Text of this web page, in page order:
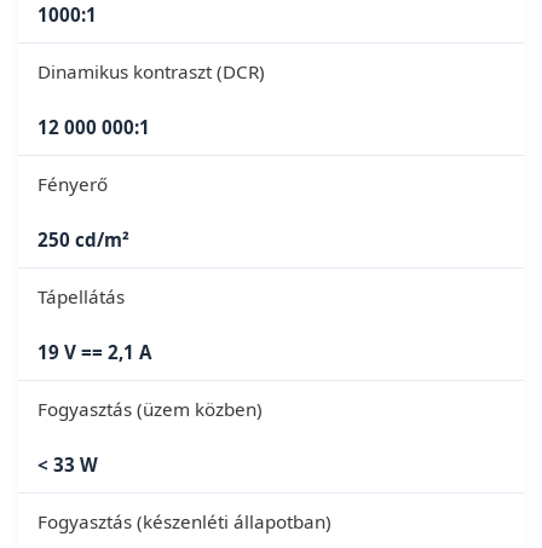
1000:1
Dinamikus kontraszt (DCR)
12 000 000:1
Fényerő
250 cd/m²
Tápellátás
19 V == 2,1 A
Fogyasztás (üzem közben)
< 33 W
Fogyasztás (készenléti állapotban)